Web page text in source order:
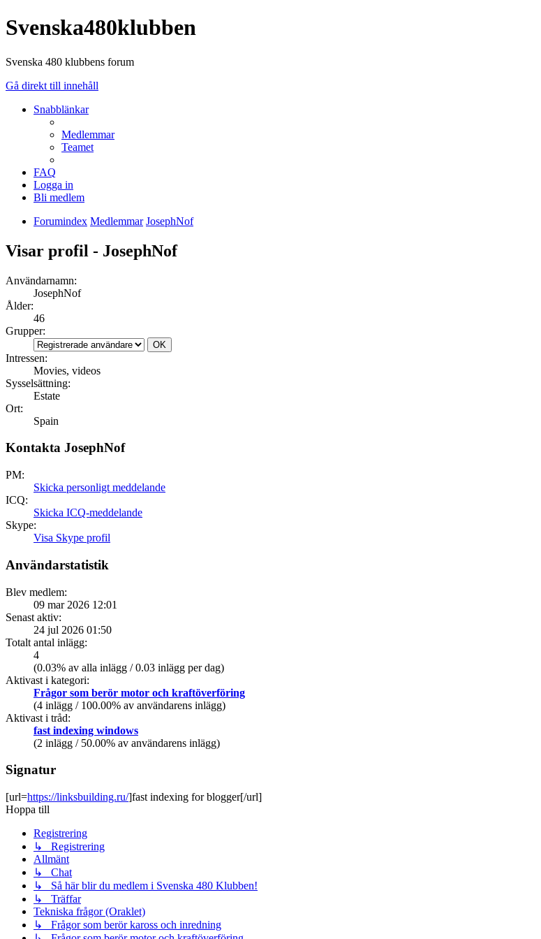
Svenska480klubben
Svenska 480 klubbens forum
Gå direkt till innehåll
Snabblänkar
Medlemmar
Teamet
FAQ
Logga in
Bli medlem
Forumindex Medlemmar JosephNof
Visar profil - JosephNof
Användarnamn:
JosephNof
Ålder:
46
Grupper:
Intressen:
Movies, videos
Sysselsättning:
Estate
Ort:
Spain
Kontakta JosephNof
PM:
Skicka personligt meddelande
ICQ:
Skicka ICQ-meddelande
Skype:
Visa Skype profil
Användarstatistik
Blev medlem:
09 mar 2026 12:01
Senast aktiv:
24 jul 2026 01:50
Totalt antal inlägg:
4
(0.03% av alla inlägg / 0.03 inlägg per dag)
Aktivast i kategori:
Frågor som berör motor och kraftöverföring
(4 inlägg / 100.00% av användarens inlägg)
Aktivast i tråd:
fast indexing windows
(2 inlägg / 50.00% av användarens inlägg)
Signatur
[url=https://linksbuilding.ru/]fast indexing for blogger[/url]
Hoppa till
Registrering
↳ Registrering
Allmänt
↳ Chat
↳ Så här blir du medlem i Svenska 480 Klubben!
↳ Träffar
Tekniska frågor (Oraklet)
↳ Frågor som berör kaross och inredning